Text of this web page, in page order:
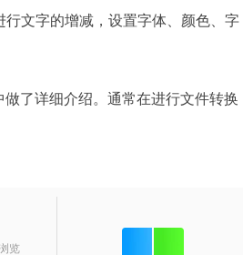
文字的增减，设置字体、颜色、字
了详细介绍。通常在进行文件转换
览